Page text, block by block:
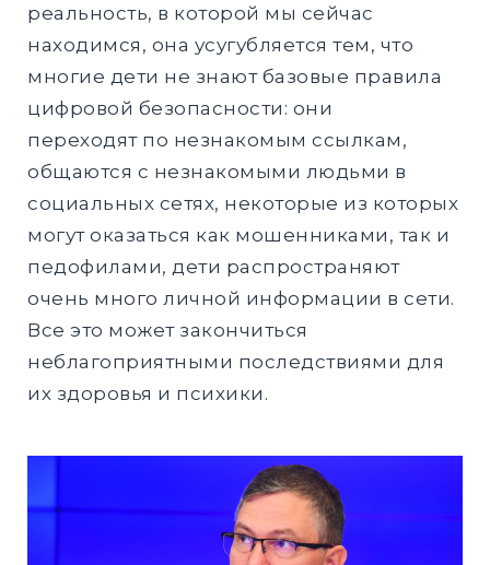
реальность, в которой мы сейчас
находимся, она усугубляется тем, что
многие дети не знают базовые правила
цифровой безопасности: они
переходят по незнакомым ссылкам,
общаются с незнакомыми людьми в
социальных сетях, некоторые из которых
могут оказаться как мошенниками, так и
педофилами, дети распространяют
очень много личной информации в сети.
Все это может закончиться
неблагоприятными последствиями для
их здоровья и психики.